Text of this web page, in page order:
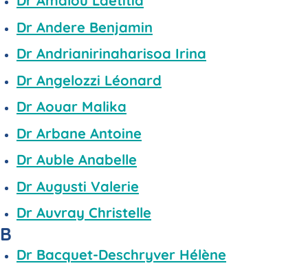
Dr Andere Benjamin
Dr Andrianirinaharisoa Irina
Dr Angelozzi Léonard
Dr Aouar Malika
Dr Arbane Antoine
Dr Auble Anabelle
Dr Augusti Valerie
Dr Auvray Christelle
B
Dr Bacquet-Deschryver Hélène